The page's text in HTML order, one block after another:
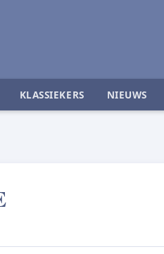
KLASSIEKERS NIEUWS